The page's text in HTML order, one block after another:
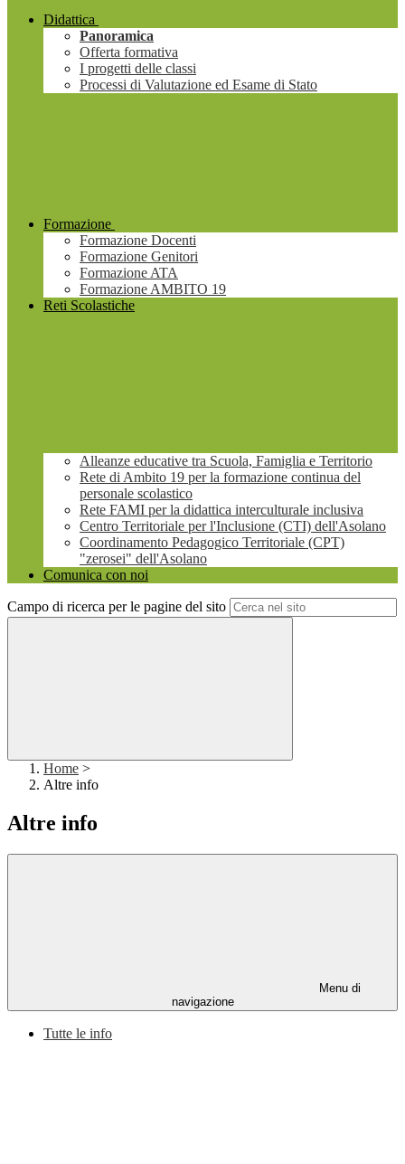
Didattica
Panoramica
Offerta formativa
I progetti delle classi
Processi di Valutazione ed Esame di Stato
Formazione
Formazione Docenti
Formazione Genitori
Formazione ATA
Formazione AMBITO 19
Reti Scolastiche
Alleanze educative tra Scuola, Famiglia e Territorio
Rete di Ambito 19 per la formazione continua del
personale scolastico
Rete FAMI per la didattica interculturale inclusiva
Centro Territoriale per l'Inclusione (CTI) dell'Asolano
Coordinamento Pedagogico Territoriale (CPT)
"zerosei" dell'Asolano
Comunica con noi
Campo di ricerca per le pagine del sito
Home >
Altre info
Altre info
Menu di
navigazione
Tutte le info